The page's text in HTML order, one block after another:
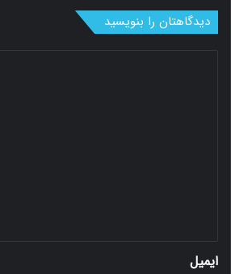
دیدگاهتان را بنویسید
ایمیل